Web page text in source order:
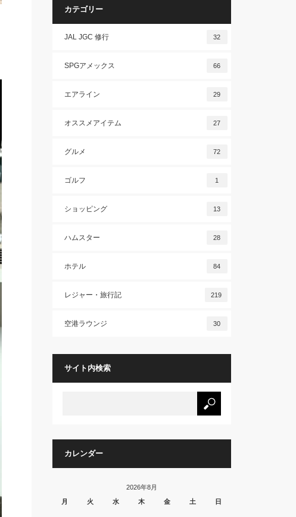
カテゴリー
JAL JGC 修行 32
SPGアメックス 66
エアライン 29
オススメアイテム 27
グルメ 72
ゴルフ 1
ショッピング 13
ハムスター 28
ホテル 84
レジャー・旅行記 219
空港ラウンジ 30
サイト内検索
カレンダー
2026年8月
月
火 水 木 金 土 日